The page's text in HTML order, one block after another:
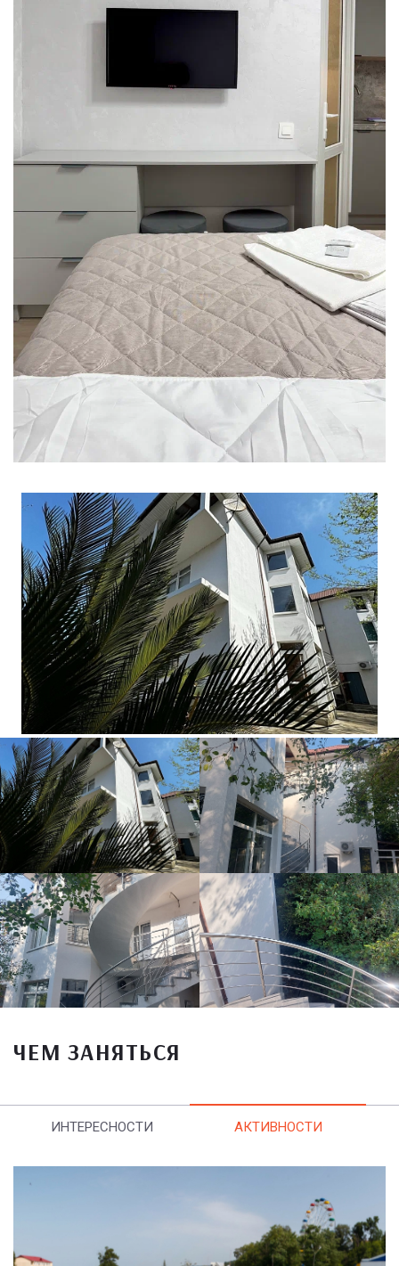
ЧЕМ ЗАНЯТЬСЯ
ИНТЕРЕСНОСТИ АКТИВНОСТИ